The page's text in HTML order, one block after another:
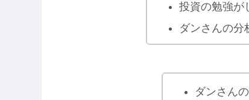
投資の勉強が
ダンさんの分
ダンさん